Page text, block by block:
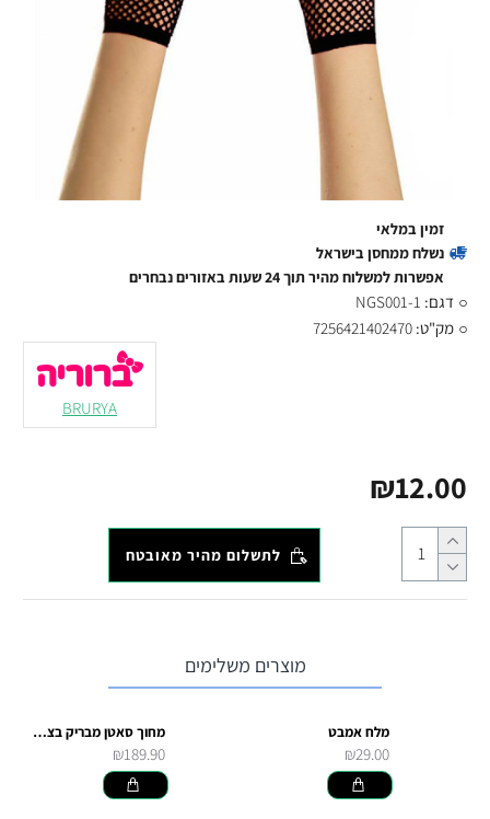
₪12.00
זמין במלאי
נשלח ממחסן בישראל
אפשרות למשלוח מהיר תוך 24 שעות באזורים נבחרים
דגם: NGS001-1
מק"ט: 7256421402470
BRURYA
לתשלום מהיר מאובטח
מוצרים משלימים
מלח אמבט
₪29.00
מחוך סאטן מבריק בצבע לבן
₪189.90